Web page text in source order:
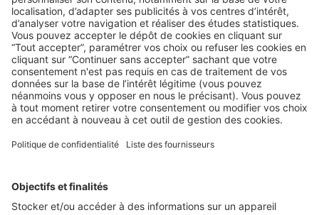
LA LÉGISLATION
Les nouvelles obligations autour de la
carte professionnelle
Si vous êtes agent immobilier, administrateur de biens,
syndic de copropriété ou marchand de listes, les règles ...